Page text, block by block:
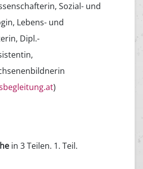
Sozial- und
Lebens- und
Dipl.-
)
in 3 Teilen. 1. Teil.